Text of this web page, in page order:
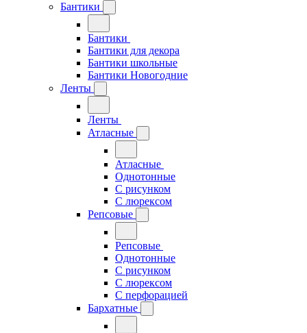
Бантики
Бантики
Бантики для декора
Бантики школьные
Бантики Новогодние
Ленты
Ленты
Атласные
Атласные
Однотонные
С рисунком
С люрексом
Репсовые
Репсовые
Однотонные
С рисунком
С люрексом
С перфорацией
Бархатные